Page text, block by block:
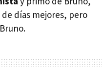
días mejores, pero